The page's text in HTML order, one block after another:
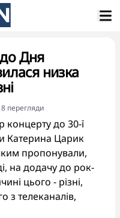
до Дня
низка
перегляди
концерту до 30-ї
Катерина Царик
пропонували,
на додачу до рок-
цього - різні,
з телеканалів,